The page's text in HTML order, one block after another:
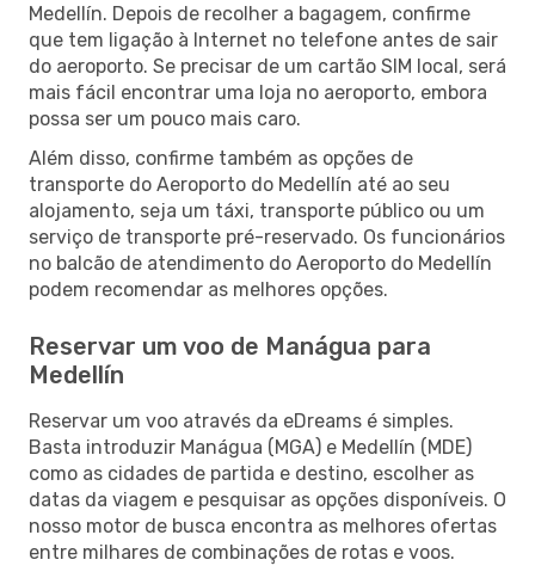
Medellín. Depois de recolher a bagagem, confirme
que tem ligação à Internet no telefone antes de sair
do aeroporto. Se precisar de um cartão SIM local, será
mais fácil encontrar uma loja no aeroporto, embora
possa ser um pouco mais caro.
Além disso, confirme também as opções de
transporte do Aeroporto do Medellín até ao seu
alojamento, seja um táxi, transporte público ou um
serviço de transporte pré-reservado. Os funcionários
no balcão de atendimento do Aeroporto do Medellín
podem recomendar as melhores opções.
Reservar um voo de Manágua para
Medellín
Reservar um voo através da eDreams é simples.
Basta introduzir Manágua (MGA) e Medellín (MDE)
como as cidades de partida e destino, escolher as
datas da viagem e pesquisar as opções disponíveis. O
nosso motor de busca encontra as melhores ofertas
entre milhares de combinações de rotas e voos.